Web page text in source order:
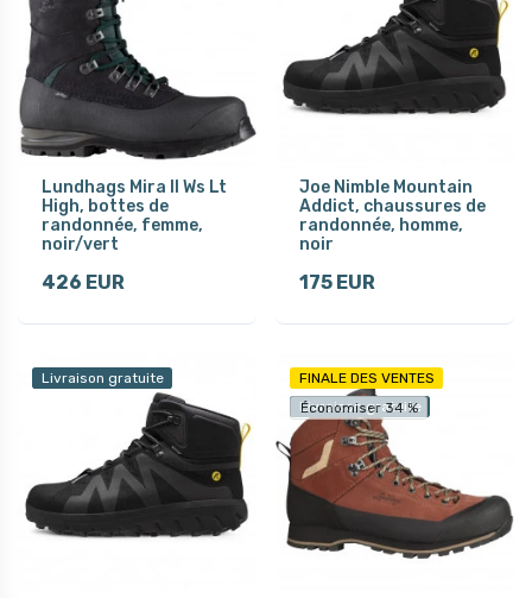
Lundhags Mira II Ws Lt
High, bottes de
randonnée, femme,
noir/vert
426 EUR
Joe Nimble Mountain
Addict, chaussures de
randonnée, homme,
noir
175 EUR
Livraison gratuite
FINALE DES VENTES
Livraison gratuite
Économiser 34 %